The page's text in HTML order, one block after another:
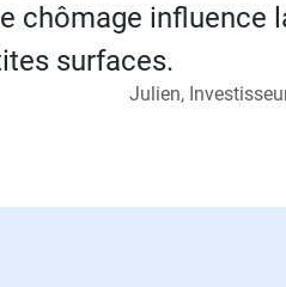
chômage influence
surfaces.
Julien,